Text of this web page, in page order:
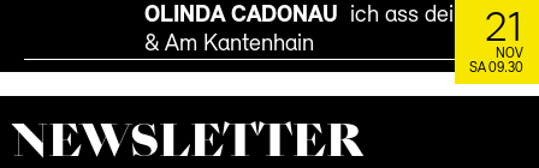
OLINDA CADONAU ich ass dein kraut
& Am Kantenhain
NEWS­LETTER
21
NOV
SA 09.30